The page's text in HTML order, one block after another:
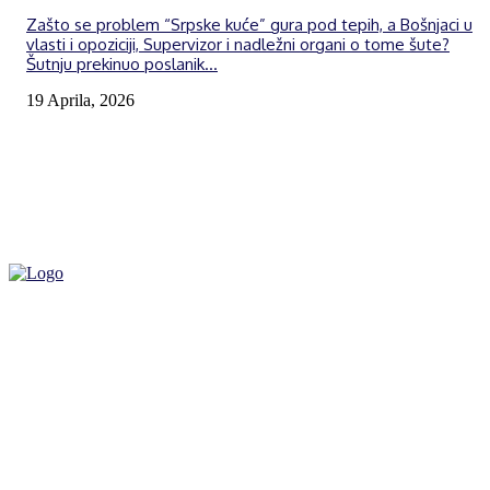
Zašto se problem “Srpske kuće” gura pod tepih, a Bošnjaci u
vlasti i opoziciji, Supervizor i nadležni organi o tome šute?
Šutnju prekinuo poslanik...
19 Aprila, 2026